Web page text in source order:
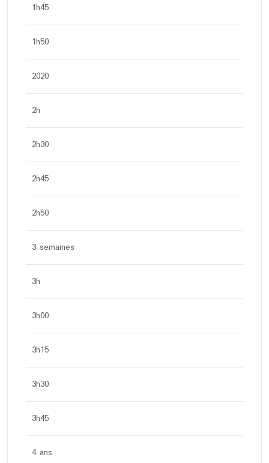
1h45
1h50
2020
2h
2h30
2h45
2h50
3 semaines
3h
3h00
3h15
3h30
3h45
4 ans